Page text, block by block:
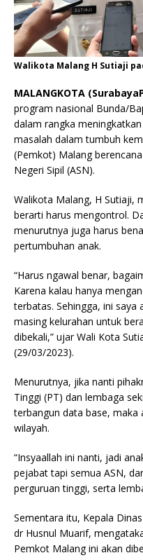
Walikota Malang H Sutiaji
MALANGKOTA
program nasional Bunda/
dalam rangka
masalah dalam tumbuh
(Pemkot) Malang
Negeri Sipil (ASN).
Walikota Malang, H Sutiaji,
berarti harus mengontrol.
menurutnya juga harus
pertumbuhan anak.
“Harus ngawal benar,
Karena kalau hanya
terbatas. Sehingga, ini
masing kelurahan untuk
dibekali,” ujar Wali Kota
(29/03/2023).
Menurutnya, jika nanti
Tinggi (PT) dan lembaga
terbangun data base, maka
wilayah.
“Insyaallah ini nanti, jadi
pejabat tapi semua ASN,
perguruan tinggi, serta
Sementara itu, Kepala
dr Husnul Muarif,
Pemkot Malang ini akan